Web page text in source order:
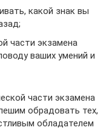
какой знак вы
части экзамена
ваших умений и
части экзамена
обрадовать тех,
обладателем